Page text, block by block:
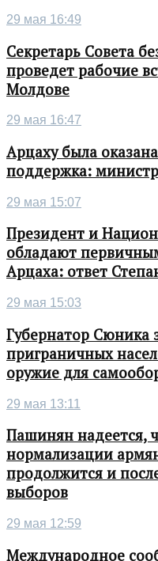
29 мая 16:49
Секретарь Совета
проведет рабочие
Молдове
29 мая 16:47
Арцаху была
поддержка:
29 мая 15:07
Президент и
обладают
Арцаха: ответ
29 мая 15:03
Губернатор Сюника
приграничных
оружие для
29 мая 13:11
Пашинян надеется,
нормализации
продолжится и
выборов
29 мая 12:59
Международное